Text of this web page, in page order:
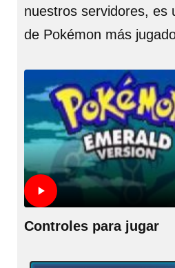
nuestros servidores, es
de Pokémon más
Controles para jugar